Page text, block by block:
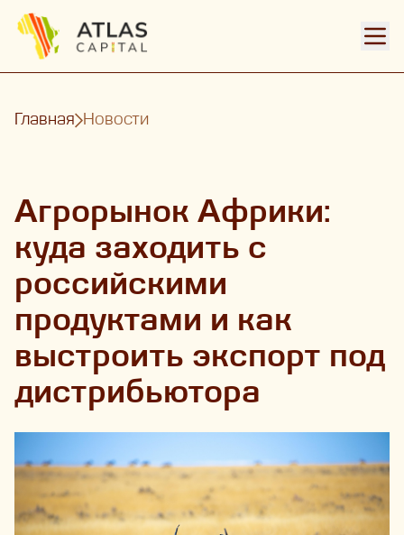
Главная Новости
Агрорынок Африки:
куда заходить с
российскими
продуктами и как
выстроить экспорт под
дистрибьютора